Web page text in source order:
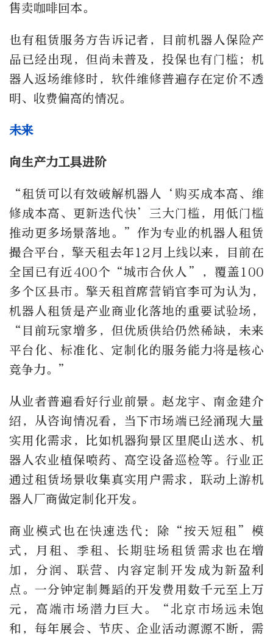
售卖咖啡回本。
也有租赁服务方告诉记者，目前机器人保险产
品已经出现，但尚未普及，投保也有门槛；机
器人返场维修时，软件维修普遍存在定价不透
明、收费偏高的情况。
未来
向生产力工具进阶
“租赁可以有效破解机器人‘购买成本高、维
修成本高、更新迭代快’三大门槛，用低门槛
推动更多场景落地。”作为专业的机器人租赁
撮合平台，擎天租去年12月上线以来，目前在
全国已有近400个“城市合伙人”，覆盖100
多个区县市。擎天租首席营销官李可为认为，
机器人租赁是产业商业化落地的重要试验场，
“目前玩家增多，但优质供给仍然稀缺，未来
平台化、标准化、定制化的服务能力将是核心
竞争力。”
从业者普遍看好行业前景。赵龙宇、南金建介
绍，从咨询情况看，当下市场端已经涌现大量
实用化需求，比如机器狗景区里爬山送水、机
器人农业植保喷药、高空设备巡检等。行业正
通过租赁场景收集真实用户需求，联动上游机
器人厂商做定制化开发。
商业模式也在快速迭代：除“按天短租”模
式，月租、季租、长期驻场租赁需求也在增
加，分润、联营、内容定制开发成为新盈利
点。一分钟定制舞蹈的开发费用数千元至上万
元，高端市场潜力巨大。“北京市场远未饱
和，每年展会、节庆、企业活动源源不断，需